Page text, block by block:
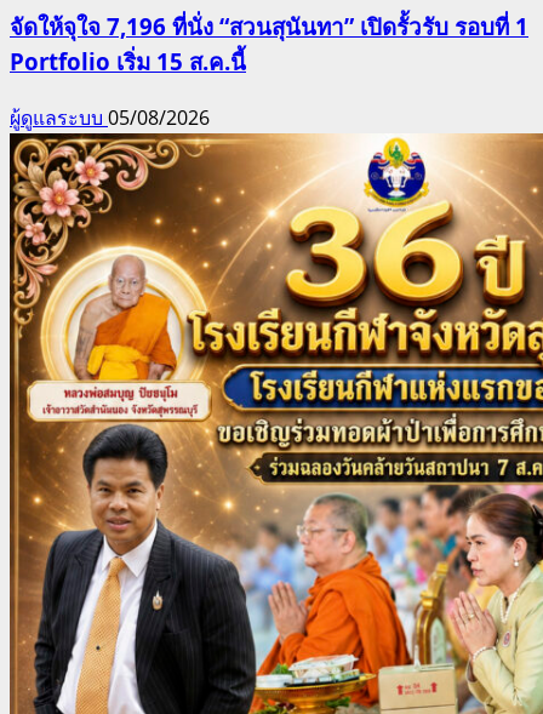
จัดให้จุใจ 7,196 ที่นั่ง “สวนสุนันทา” เปิดรั้วรับ รอบที่ 1
Portfolio เริ่ม 15 ส.ค.นี้
ผู้ดูแลระบบ 05/08/2026